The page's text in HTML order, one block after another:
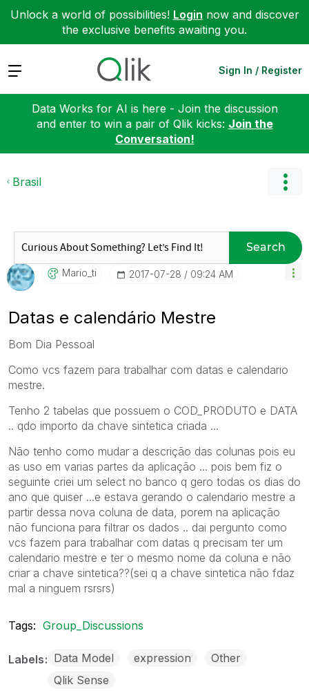
Unlock a world of possibilities! Login now and discover
the exclusive benefits awaiting you.
Expand Sign In / Register
Data Works for AI is here - Join the discussion
and enter to win a pair of Qlik kicks: Join the
Conversation!
Brasil
Search
Mario_ti ‎2017-07-28 09:24 AM
Datas e calendário Mestre
Bom Dia Pessoal
Como vcs fazem para trabalhar com datas e calendario
mestre.
Tenho 2 tabelas que possuem o COD_PRODUTO e DATA
.. qdo importo da chave sintetica criada ...
Não tenho como mudar a descrição das colunas pois eu
as uso em varias partes da aplicação ... pois bem fiz o
seguinte criei um select no banco q gero todas os dias do
ano que quiser ...e estava gerando o calendario mestre a
partir dessa nova coluna de data, porem na aplicação
não funciona para filtrar os dados .. dai pergunto como
vcs fazem para trabalhar com datas q precisam ter um
calendario mestre e ter o mesmo nome da coluna e não
criar a chave sintetica??(sei q a chave sintetica não fdaz
mal a ninguem rsrsrs)
Tags: Group_Discussions
Labels Data Model expression
Other
Qlik Sense